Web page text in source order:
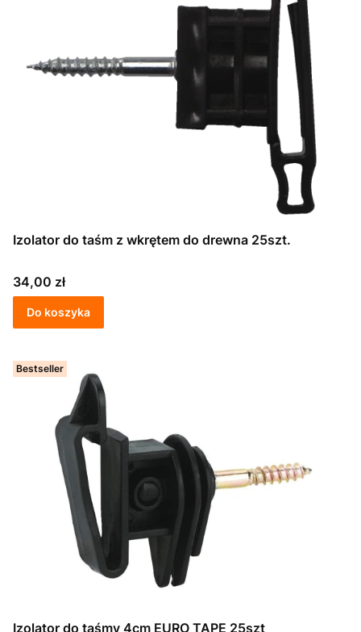
Izolator do taśm z wkrętem do drewna 25szt.
Cena
34,00 zł
Do koszyka
Bestseller
Izolator do taśmy 4cm EURO TAPE 25szt